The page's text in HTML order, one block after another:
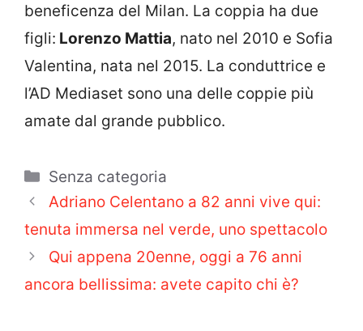
beneficenza del Milan. La coppia ha due
figli: Lorenzo Mattia, nato nel 2010 e Sofia
Valentina, nata nel 2015. La conduttrice e
l’AD Mediaset sono una delle coppie più
amate dal grande pubblico.
Categorie
Senza categoria
Adriano Celentano a 82 anni vive qui:
tenuta immersa nel verde, uno spettacolo
Qui appena 20enne, oggi a 76 anni
ancora bellissima: avete capito chi è?